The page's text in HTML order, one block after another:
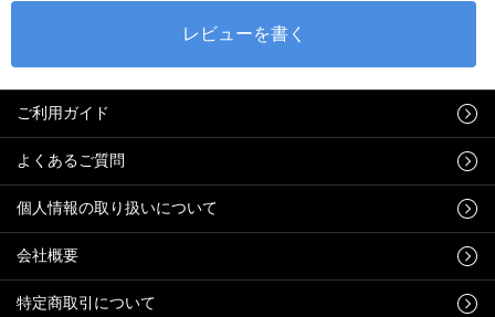
ご利用ガイド
よくあるご質問
個人情報の取り扱いについて
会社概要
特定商取引について